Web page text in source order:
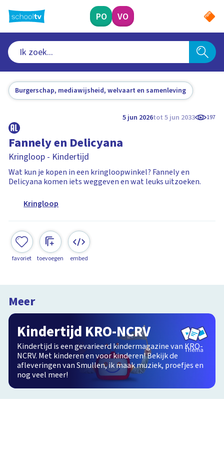
naar
hoofdinhoud
PO VO
Burgerschap, mediawijsheid, welvaart en samenleving
5 jun 2026tot 5 jun 2033 197
Fannely en Delicyana
Kringloop - Kindertijd
Wat kun je kopen in een kringloopwinkel? Fannely en
Delicyana komen iets weggeven en wat leuks uitzoeken.
Kringloop
favoriet toevoegen embed
Meer
Kindertijd KRO-NCRV
Kindertijd is een gevarieerd kindermagazine van KRO-
NCRV. Met kinderen en voor kinderen! Bekijk de
afleveringen van Smullen, ik maak muziek, proefjes en
nog veel meer!
Thema